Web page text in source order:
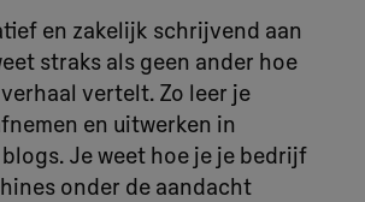
en zakelijk schrijvend aan
straks als geen ander hoe
vertelt. Zo leer je
en uitwerken in
Je weet hoe je je bedrijf
onder de aandacht